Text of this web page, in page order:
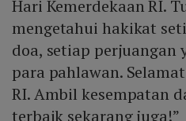
Hari Kemerdekaan RI.
mengetahui hakikat
doa, setiap perjuangan
para pahlawan.
RI. Ambil kesempatan
terbaik sekarang juga!”